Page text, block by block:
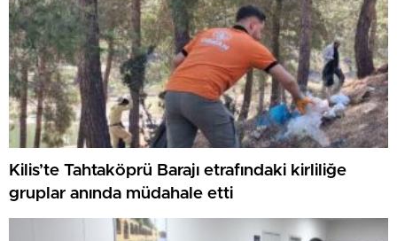
Kilis’te Tahtaköprü Barajı etrafındaki kirliliğe
gruplar anında müdahale etti